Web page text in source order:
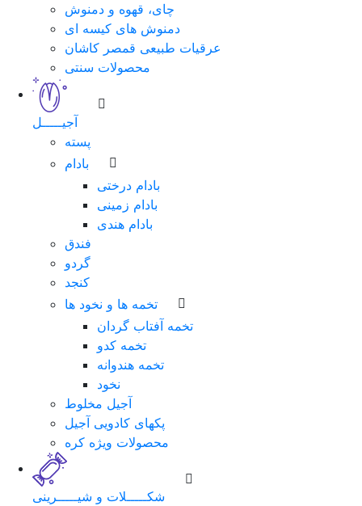
چای، قهوه و دمنوش
دمنوش های کیسه ای
عرقیات طبیعی قمصر کاشان
محصولات سنتی
آجیـــــل
پسته
بادام
بادام درختی
بادام زمینی
بادام هندی
فندق
گردو
کنجد
تخمه ها و نخود ها
تخمه آفتاب گردان
تخمه کدو
تخمه هندوانه
نخود
آجیل مخلوط
پکهای کادویی آجیل
محصولات ویژه کره
شکـــــلات و شیـــــرینی